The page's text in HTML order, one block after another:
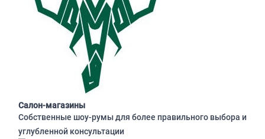
Салон-магазины
Собственные шоу-румы для более правильного выбора и
углубленной консультации